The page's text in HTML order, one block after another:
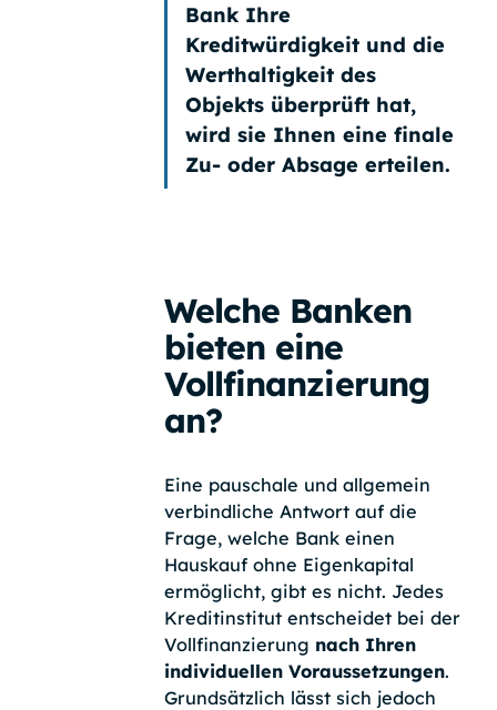
Bank Ihre
Kreditwürdigkeit und die
Werthaltigkeit des
Objekts überprüft hat,
wird sie Ihnen eine finale
Zu- oder Absage erteilen.
Welche Banken
bieten eine
Vollfinanzierung
an?
Eine pauschale und allgemein
verbindliche Antwort auf die
Frage, welche Bank einen
Hauskauf ohne Eigenkapital
ermöglicht, gibt es nicht. Jedes
Kreditinstitut entscheidet bei der
Vollfinanzierung nach Ihren
individuellen Voraussetzungen.
Grundsätzlich lässt sich jedoch